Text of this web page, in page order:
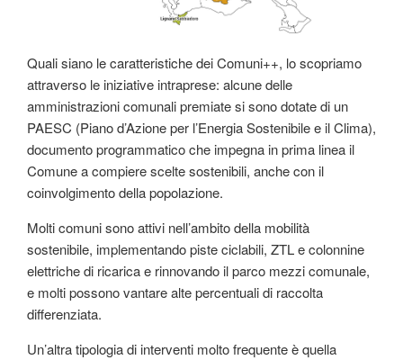
Quali siano le caratteristiche dei Comuni++, lo scopriamo
attraverso le iniziative intraprese: alcune delle
amministrazioni comunali premiate si sono dotate di un
PAESC (Piano d’Azione per l’Energia Sostenibile e il Clima),
documento programmatico che impegna in prima linea il
Comune a compiere scelte sostenibili, anche con il
coinvolgimento della popolazione.
Molti comuni sono attivi nell’ambito della mobilità
sostenibile, implementando piste ciclabili, ZTL e colonnine
elettriche di ricarica e rinnovando il parco mezzi comunale,
e molti possono vantare alte percentuali di raccolta
differenziata.
Un’altra tipologia di interventi molto frequente è quella